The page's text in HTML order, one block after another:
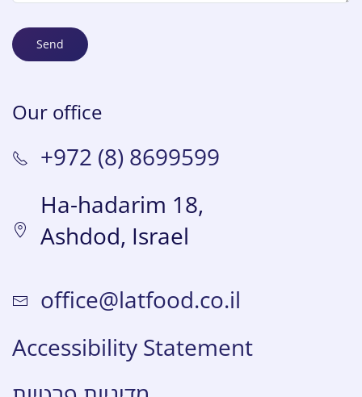
Send
Our office
+972 (8) 8699599
Ha-hadarim 18,
Ashdod, Israel
office@latfood.co.il
Accessibility Statement